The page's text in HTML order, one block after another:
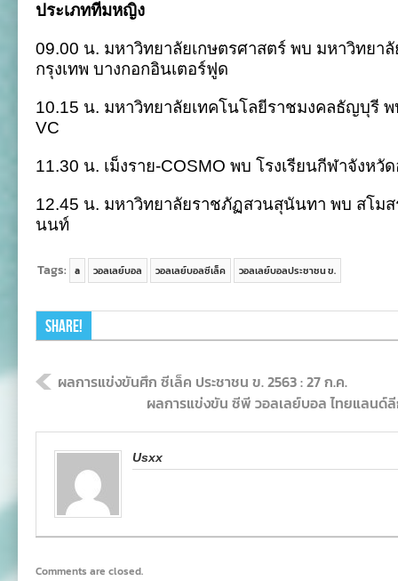
ประเภททีมหญิง
09.00 น. มหาวิทยาลัยเกษตรศาสตร์ พบ มหาวิทยา
กรุงเทพ บางกอกอินเตอร์ฟูด
10.15 น. มหาวิทยาลัยเทคโนโลยีราชมงคลธัญบุรี
VC
11.30 น. เม็งราย-COSMO พบ โรงเรียนกีฬาจังหวั
12.45 น. มหาวิทยาลัยราชภัฏสวนสุนันทา พบ สโมส
นนท์
Tags: a วอลเลย์บอล วอลเลย์บอลซีเล็ค วอลเลย์บอลประชาชน ข.
Share!
ผลการแข่งขันศึก ซีเล็ค ประชาชน ข. 2563 : 27 ก.ค.
ผลการแข่งขัน ซีพี วอลเลย์บอล ไทยแลนด์
Usxx
Comments are closed.